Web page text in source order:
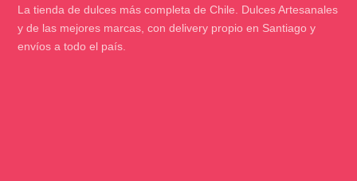
La tienda de dulces más completa de Chile. Dulces Artesanales
y de las mejores marcas, con delivery propio en Santiago y
envíos a todo el país.